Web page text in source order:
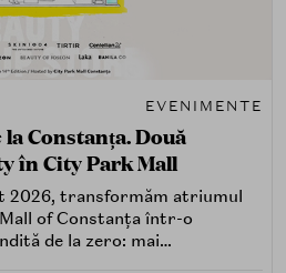
EVENIMENTE
Constanța. Două
în City Park Mall
2026, transformăm atriumul
of Constanța într-o
de la zero: mai